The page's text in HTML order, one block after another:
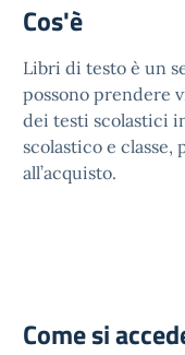
Cos'è
Libri di testo è un
possono prendere
dei testi scolastici
scolastico e
all’acquisto.
Come si